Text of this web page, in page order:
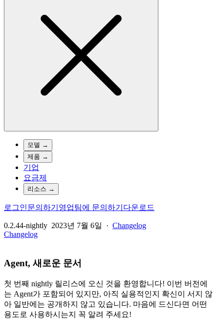
모델 →
제품 →
기업
요금제
리소스 →
로그인문의하기 영업팀에 문의하기 다운로드
0.2.44-nightly 2023년 7월 6일 · Changelog
Changelog
Agent, 새로운 문서
첫 번째 nightly 릴리스에 오신 것을 환영합니다! 이번 버전에
는 Agent가 포함되어 있지만, 아직 실용적인지 확신이 서지 않
아 일반에는 공개하지 않고 있습니다. 마음에 드신다면 어떤
용도로 사용하시는지 꼭 알려 주세요!